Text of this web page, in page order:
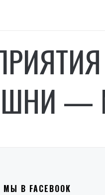
—
МЫ В FACEBOOK